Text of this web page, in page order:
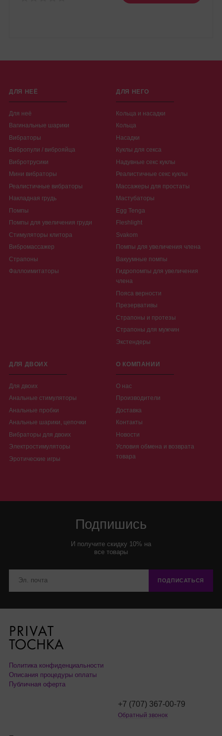
ДЛЯ НЕЁ
Для неё
Вагинальные шарики
Вибраторы
Вибропули / виброяйца
Вибротрусики
Мини вибраторы
Реалистичные вибраторы
Накладная грудь
Помпы
Помпы для увеличения груди
Стимуляторы клитора
Вибромассажер
Страпоны
Фаллоимитаторы
ДЛЯ НЕГО
Кольца и насадки
Кольца
Насадки
Куклы для секса
Надувные секс куклы
Реалистичные секс куклы
Массажеры для простаты
Мастубаторы
Egg Tenga
Fleshlight
Svakom
Помпы для увеличения члена
Вакуумные помпы
Гидропомпы для увеличения
члена
Пояса верности
Презервативы
Страпоны и протезы
Страпоны для мужчин
Экстендеры
ДЛЯ ДВОИХ
Для двоих
Анальные стимуляторы
Анальные пробки
Анальные шарики, цепочки
Вибраторы для двоих
Электростимуляторы
Эротические игры
О КОМПАНИИ
О нас
Производители
Доставка
Контакты
Новости
Условия обмена и возврата
товара
Подпишись
И получите скидку 10% на
все товары
ПОДПИСАТЬСЯ
Политика конфиденциальности
Описания процедуры оплаты
Публичная оферта
+7 (707) 367-00-79
Обратный звонок